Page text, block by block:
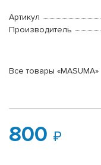
Артикул
Производитель
Все товары «MASUMA»
800